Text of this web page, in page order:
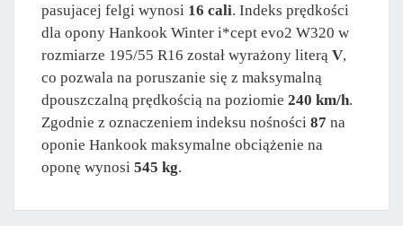
pasujacej felgi wynosi 16 cali. Indeks prędkości
dla opony Hankook Winter i*cept evo2 W320 w
rozmiarze 195/55 R16 został wyrażony literą V,
co pozwala na poruszanie się z maksymalną
dpouszczalną prędkością na poziomie 240 km/h.
Zgodnie z oznaczeniem indeksu nośności 87 na
oponie Hankook maksymalne obciążenie na
oponę wynosi 545 kg.